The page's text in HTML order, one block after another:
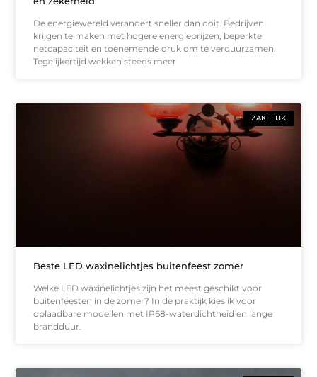
De energiewereld verandert sneller dan ooit. Bedrijven
krijgen te maken met hogere energieprijzen, beperkte
netcapaciteit en toenemende druk om te verduurzamen.
Tegelijkertijd wekken steeds meer
ZAKELIJK
Beste LED waxinelichtjes buitenfeest zomer
Welke LED waxinelichtjes zijn het meest geschikt voor
buitenfeesten in de zomer? In de praktijk kies ik voor
oplaadbare modellen met IP68-waterdichtheid en lange
brandduur.